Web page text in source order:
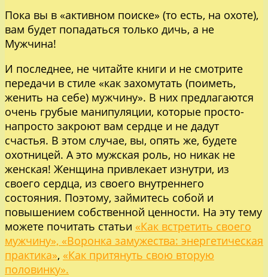
Пока вы в «активном поиске» (то есть, на охоте),
вам будет попадаться только дичь, а не
Мужчина!
И последнее, не читайте книги и не смотрите
передачи в стиле «как захомутать (поиметь,
женить на себе) мужчину». В них предлагаются
очень грубые манипуляции, которые просто-
напросто закроют вам сердце и не дадут
счастья. В этом случае, вы, опять же, будете
охотницей. А это мужская роль, но никак не
женская! Женщина привлекает изнутри, из
своего сердца, из своего внутреннего
состояния. Поэтому, займитесь собой и
повышением собственной ценности. На эту тему
можете почитать статьи «Как встретить своего
мужчину», «Воронка замужества: энергетическая
практика», «Как притянуть свою вторую
половинку».